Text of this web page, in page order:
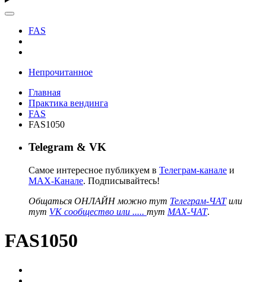
FAS
Непрочитанное
Главная
Практика вендинга
FAS
FAS1050
Telegram & VK
Самое интересное публикуем в Телеграм-канале и
MAX-Канале. Подписывайтесь!
Общаться ОНЛАЙН можно тут Телеграм-ЧАТили
тут VK сообщество или ..... тут MAX-ЧАТ.
FAS1050